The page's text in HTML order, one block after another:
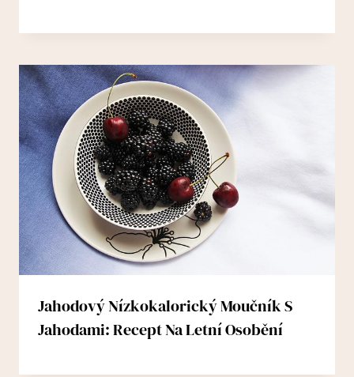
Jahodový Nízkokalorický Moučník S
Jahodami: Recept Na Letní Osobění